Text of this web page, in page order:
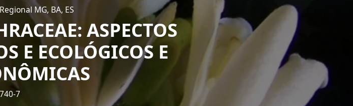
MG, BA, ES
ASPECTOS
E ECOLÓGICOS E
7